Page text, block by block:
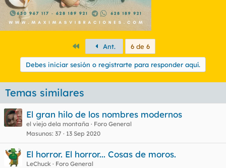
PrimeroAnt. 6 de 6
Debes iniciar sesión o registrarte para responder aquí.
Temas similares
El gran hilo de los nombres modernos
el viejo dela montaña
Foro General
Masunos 37 13 Sep 2020
El horror. El horror... Cosas de moros.
LeChuck
Foro General